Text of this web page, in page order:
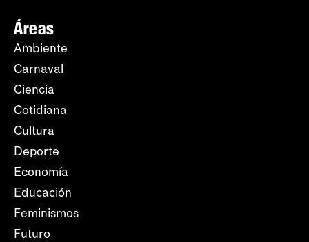
Áreas
Ambiente
Carnaval
Ciencia
Cotidiana
Cultura
Deporte
Economía
Educación
Feminismos
Futuro